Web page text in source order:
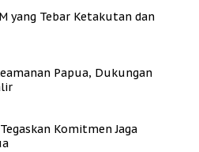
yang Tebar Ketakutan dan
Papua, Dukungan
Komitmen Jaga